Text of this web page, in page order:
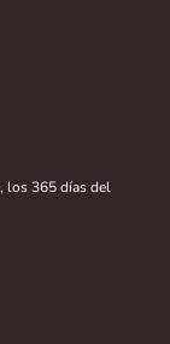
los 365 días del